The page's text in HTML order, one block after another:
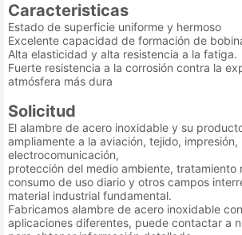
Caracteristicas
Estado de superficie uniforme y hermoso
Excelente capacidad de formación de
Alta elasticidad y alta resistencia a la fatiga.
Fuerte resistencia a la corrosión contra la
atmósfera más dura
Solicitud
El alambre de acero inoxidable y su
ampliamente a la aviación, tejido, impresión,
electrocomunicación,
protección del medio ambiente, tratamiento
consumo de uso diario y otros campos
material industrial fundamental.
Fabricamos alambre de acero inoxidable
aplicaciones diferentes, puede contactar a